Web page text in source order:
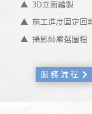
▲ 3D立面繪製
▲ 施工進度固定回
▲ 攝影師嚴選圖檔
服 務 流 程